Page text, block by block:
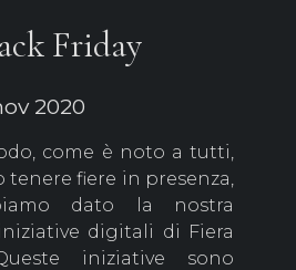
Friday
2020
come è noto a tutti,
tenere fiere in presenza,
dato la nostra
digitali di Fiera
iniziative sono